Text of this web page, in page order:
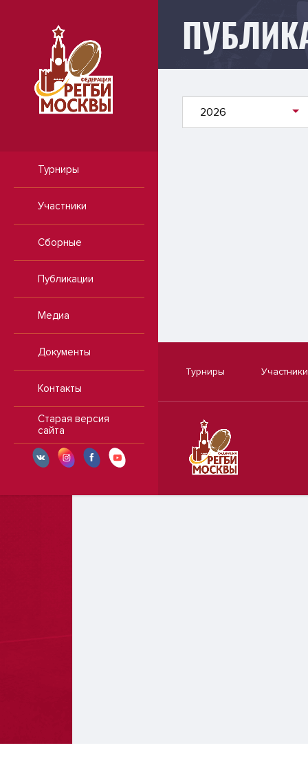
Турниры
Участники
Сборные
Публикации
Медиа
Документы
Контакты
Старая версия
сайта
Публикации
2026
Турниры Участники